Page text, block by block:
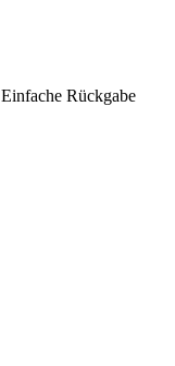
Einfache Rückgabe